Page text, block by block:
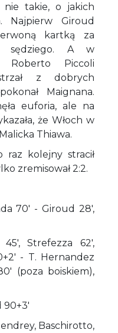
nie takie, o jakich
Najpierw Giroud
kartką za
sędziego. A w
Roberto Piccoli
z dobrych
Maignana.
euforia, ale na
że Włoch w
Thiawa.
raz kolejny stracił
zremisował 2:2.
70' - Giroud 28',
45', Strefezza 62',
- T. Hernandez
(poza boiskiem),
90+3'
Baschirotto,